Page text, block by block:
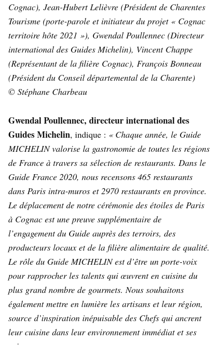
Cognac), Jean-Hubert Lelièvre (Président de Charentes
Tourisme (porte-parole et initiateur du projet « Cognac
territoire hôte 2021 »), Gwendal Poullennec (Directeur
international des Guides Michelin), Vincent Chappe
(Représentant de la filière Cognac), François Bonneau
(Président du Conseil départemental de la Charente)
© Stéphane Charbeau
Gwendal Poullennec, directeur international des
Guides Michelin, indique : « Chaque année, le Guide
MICHELIN valorise la gastronomie de toutes les régions
de France à travers sa sélection de restaurants. Dans le
Guide France 2020, nous recensons 465 restaurants
dans Paris intra-muros et 2970 restaurants en province.
Le déplacement de notre cérémonie des étoiles de Paris
à Cognac est une preuve supplémentaire de
l’engagement du Guide auprès des terroirs, des
producteurs locaux et de la filière alimentaire de qualité.
Le rôle du Guide MICHELIN est d’être un porte-voix
pour rapprocher les talents qui œuvrent en cuisine du
plus grand nombre de gourmets. Nous souhaitons
également mettre en lumière les artisans et leur région,
source d’inspiration inépuisable des Chefs qui ancrent
leur cuisine dans leur environnement immédiat et ses